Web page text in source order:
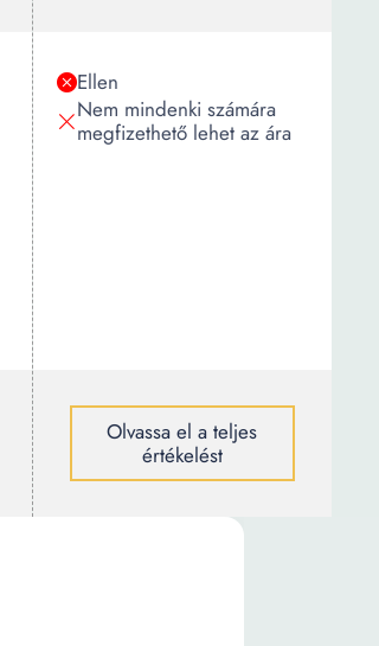
Ellen
Nem mindenki számára
megfizethető lehet az ára
Olvassa el a teljes
értékelést